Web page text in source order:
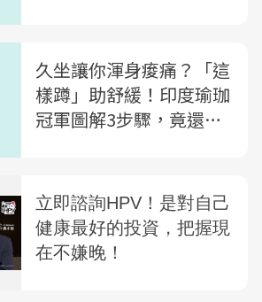
久坐讓你渾身痠痛？「這
樣蹲」助舒緩！印度瑜珈
冠軍圖解3步驟，竟還有